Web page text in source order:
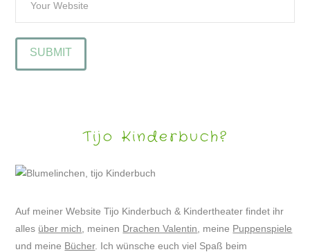
Tijo Kinderbuch?
Auf meiner Website Tijo Kinderbuch & Kindertheater findet ihr
alles über mich , meinen Drachen Valentin , meine Puppenspiele
und meine Bücher. Ich wünsche euch viel Spaß beim